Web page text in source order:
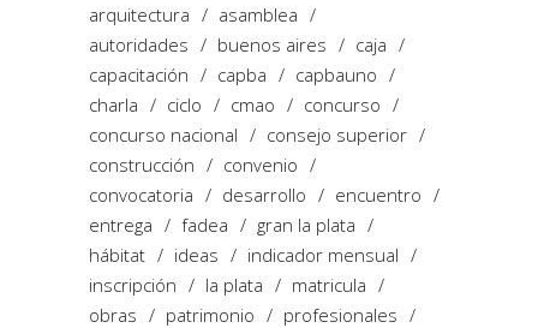
arquitectura
asamblea
autoridades
buenos aires
caja
capacitación
capba
capbauno
charla
ciclo cmao
concurso
concurso nacional
consejo superior
construcción
convenio
convocatoria
desarrollo
encuentro
entrega
fadea
gran la plata
hábitat
ideas
indicador mensual
inscripción
la plata
matricula
obras
patrimonio
profesionales